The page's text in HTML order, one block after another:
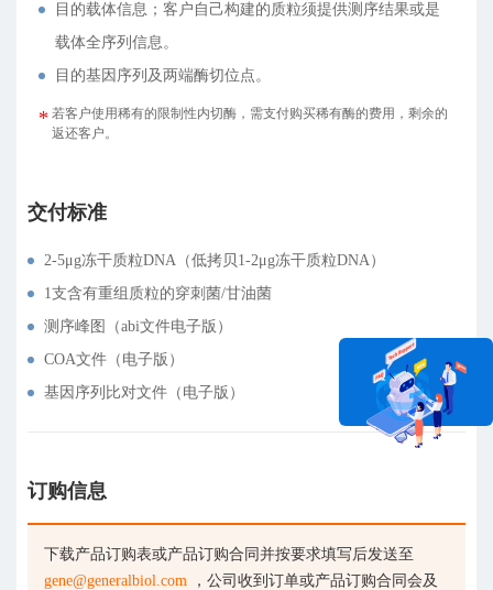
目的载体信息；客户自己构建的质粒须提供测序结果或是
载体全序列信息。
目的基因序列及两端酶切位点。
若客户使用稀有的限制性内切酶，需支付购买稀有酶的费用，剩余的
返还客户。
交付标准
2-5μg冻干质粒DNA（低拷贝1-2μg冻干质粒DNA）
1支含有重组质粒的穿刺菌/甘油菌
测序峰图（abi文件电子版）
COA文件（电子版）
基因序列比对文件（电子版）
订购信息
下载产品订购表或产品订购合同并按要求填写后发送至
gene@generalbiol.com ，公司收到订单或产品订购合同会及